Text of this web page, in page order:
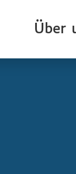
Über